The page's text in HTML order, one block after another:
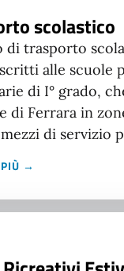
scolastico
di trasporto
alle scuole
di I° grado,
di Ferrara in
di servizio
PIÙ →